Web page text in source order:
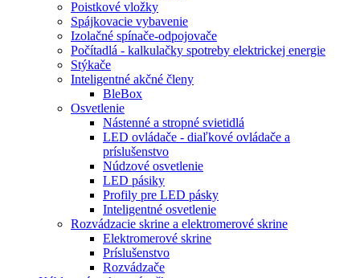
Poistkové vložky
Spájkovacie vybavenie
Izolačné spínače-odpojovače
Počítadlá - kalkulačky spotreby elektrickej energie
Stýkače
Inteligentné akčné členy
BleBox
Osvetlenie
Nástenné a stropné svietidlá
LED ovládače - diaľkové ovládače a
príslušenstvo
Núdzové osvetlenie
LED pásiky
Profily pre LED pásky
Inteligentné osvetlenie
Rozvádzacie skrine a elektromerové skrine
Elektromerové skrine
Príslušenstvo
Rozvádzače